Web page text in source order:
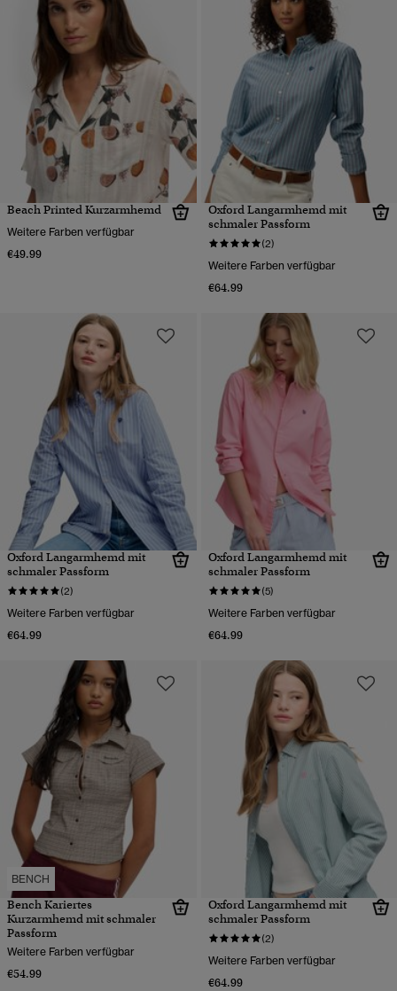
Beach Printed Kurzarmhemd
Weitere Farben verfügbar
€49.99
Oxford Langarmhemd mit
schmaler Passform
(2)
Weitere Farben verfügbar
€64.99
Oxford Langarmhemd mit
schmaler Passform
(2)
Weitere Farben verfügbar
€64.99
Oxford Langarmhemd mit
schmaler Passform
(5)
Weitere Farben verfügbar
€64.99
BENCH
Bench Kariertes
Kurzarmhemd mit schmaler
Passform
Weitere Farben verfügbar
€54.99
Oxford Langarmhemd mit
schmaler Passform
(2)
Weitere Farben verfügbar
€64.99